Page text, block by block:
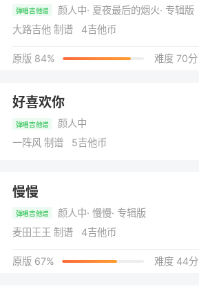
弹唱吉他谱 颜人中· 夏夜最后的烟火· 专辑版
大路吉他 制谱 4吉他币
原版 84% 难度 70分
好喜欢你
弹唱吉他谱
颜人中
一阵风 制谱 5吉他币
慢慢
弹唱吉他谱 颜人中· 慢慢· 专辑版
麦田王王 制谱 4吉他币
原版 67% 难度 44分